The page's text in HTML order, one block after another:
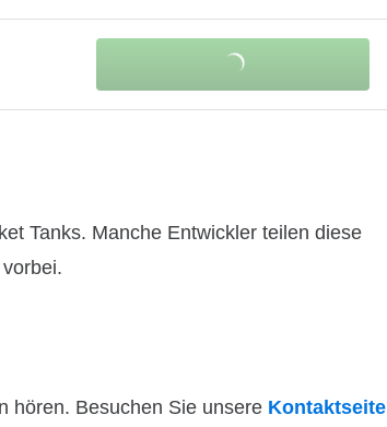
Tanks. Manche Entwickler teilen diese
hören. Besuchen Sie unsere Kontaktseite